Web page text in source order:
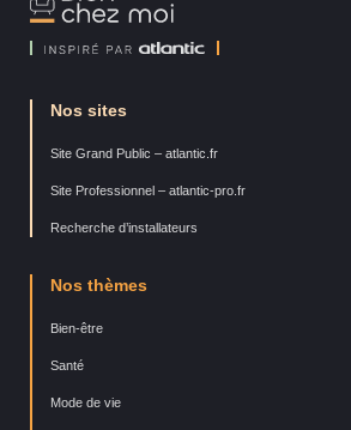
Chez
Nos sites
Site Grand Public – atlantic.fr
Site Professionnel – atlantic-pro.fr
Recherche d’installateurs
Nos thèmes
Bien-être
Santé
Mode de vie